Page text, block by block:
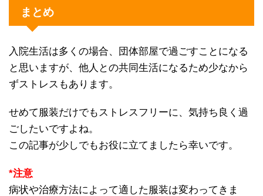
まとめ
入院生活は多くの場合、団体部屋で過ごすことになる
と思いますが、他人との共同生活になるため少なから
ずストレスもあります。
せめて服装だけでもストレスフリーに、気持ち良く過
ごしたいですよね。
この記事が少しでもお役に立てましたら幸いです。
*注意
病状や治療方法によって適した服装は変わってきま